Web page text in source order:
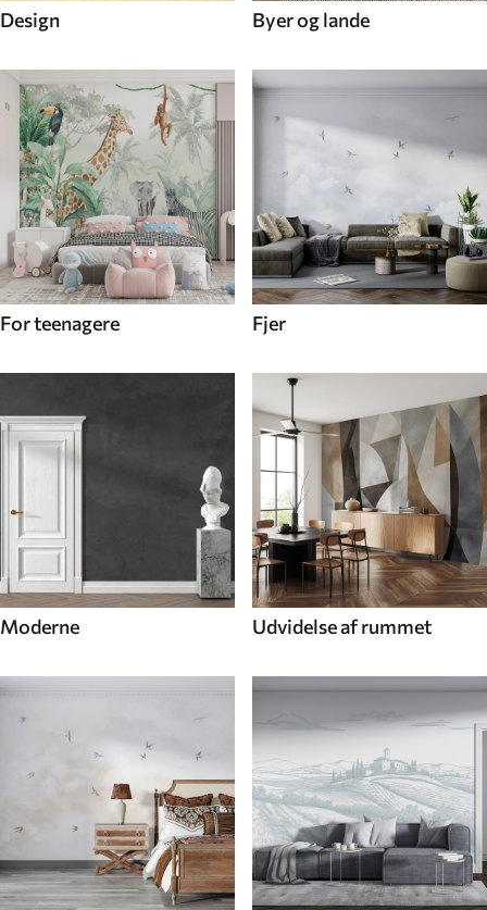
Design Byer og lande
For teenagere Fjer
Moderne Udvidelse af rummet